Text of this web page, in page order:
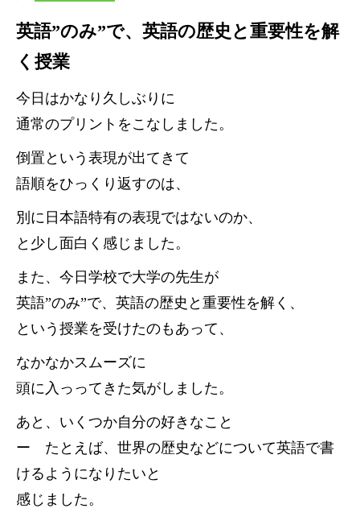
英語”のみ”で、英語の歴史と重要性を解
く授業
今日はかなり久しぶりに
通常のプリントをこなしました。
倒置という表現が出てきて
語順をひっくり返すのは、
別に日本語特有の表現ではないのか、
と少し面白く感じました。
また、今日学校で大学の先生が
英語”のみ”で、英語の歴史と重要性を解く、
という授業を受けたのもあって、
なかなかスムーズに
頭に入っってきた気がしました。
あと、いくつか自分の好きなこと
ー たとえば、世界の歴史などについて英語で書
けるようになりたいと
感じました。